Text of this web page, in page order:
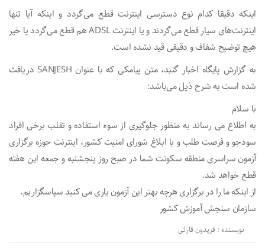
اینکه دقیقا کدام‌ نوع دسترسی اینترنت‌ قطع می‌گردد و اینکه آیا تنها
اینترنت‌های سیار قطع می‌گردند و یا‌ اینترنت ADSL هم قطع می‌گردد یا خیر
هیچ توضیح شفاف و دقیقی قید نشده است.
به گزارش پایگاه اخبار گنبد، متن پیامکی که با عنوان SANJESH دریافت
شده است به شرح ذیل می‌باشد:
با سلام
به اطلاع می رساند به منظور جلوگیری از سوء استفاده و تقلب برخی افراد
سودجو و فرصت طلب و با ابلاغ شورای امنیت کشور، اینترنت حوزه برگزاری
آزمون سراسری منطقه سکونت شما در صبح روز پنجشنبه و جمعه این هفته
قطع خواهد شد.
از اینکه ما را در برگزاری هرچه بهتر این آزمون یاری می کنید سپاسگزاریم.
سازمان سنجش آموزش کشور
نویسنده : فریدون قارئی